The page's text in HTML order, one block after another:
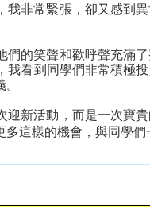
非常緊張，卻又感到異
們的笑聲和歡呼聲充滿
看到同學們非常積極
迎新活動，而是一次寶
這樣的機會，與同學們